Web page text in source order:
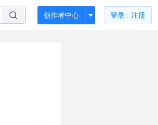
创作者中心 登录 注册